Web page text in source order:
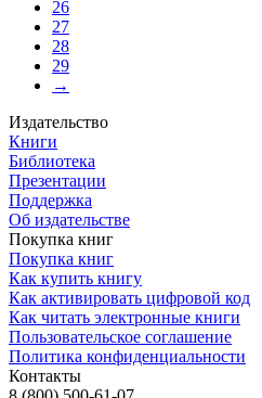
26
27
28
29
→
Издательство
Книги
Библиотека
Презентации
Поддержка
Об издательстве
Покупка книг
Покупка книг
Как купить книгу
Как активировать цифровой код
Как читать электронные книги
Пользовательское соглашение
Политика конфиденциальности
Контакты